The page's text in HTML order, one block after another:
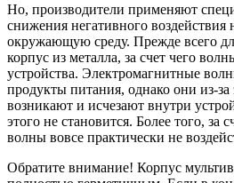
Но, производители применяют
снижения негативного воздействия
окружающую среду. Прежде всего
корпус из металла, за счет чего
устройства. Электромагнитные
продукты питания, однако они из-
возникают и исчезают внутри
этого не становится. Более того, за
волны вовсе практически не
Обратите внимание! Корпус